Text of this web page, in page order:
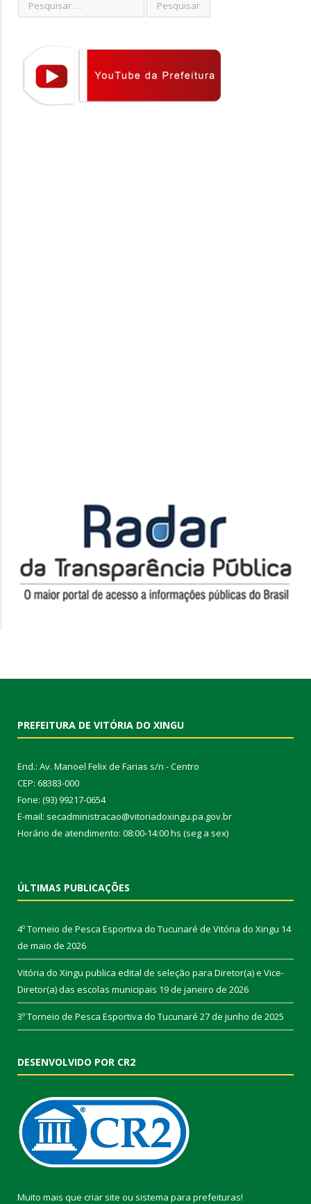
PREFEITURA DE VITÓRIA DO XINGU
End.: Av. Manoel Felix de Farias s/n - Centro
CEP: 68383-000
Fone: (93) 99217-0654
E-mail: secadministracao@vitoriadoxingu.pa.gov.br
Horário de atendimento: 08:00-14:00 hs (seg a sex)
ÚLTIMAS PUBLICAÇÕES
4º Torneio de Pesca Esportiva do Tucunaré de Vitória do Xingu 14
de maio de 2026
Vitória do Xingu publica edital de seleção para Diretor(a) e Vice-
Diretor(a) das escolas municipais 19 de janeiro de 2026
3º Torneio de Pesca Esportiva do Tucunaré 27 de junho de 2025
DESENVOLVIDO POR CR2
Muito mais que criar site ou sistema para prefeituras!